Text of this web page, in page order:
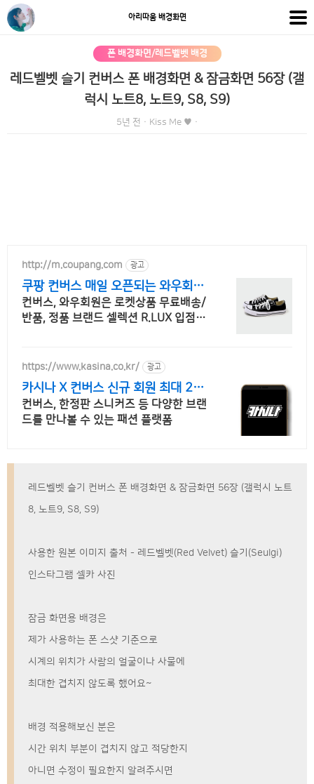
아리따움 배경화면
폰 배경화면/레드벨벳 배경
레드벨벳 슬기 컨버스 폰 배경화면 & 잠금화면 56장 (갤
럭시 노트8, 노트9, S8, S9)
5년 전 · Kiss Me ♥ ·
http://m.coupang.com 광고
쿠팡 컨버스 매일 오픈되는 와우회원
특가
컨버스, 와우회원은 로켓상품 무료배송/
반품, 정품 브랜드 셀렉션 R.LUX 입점.
https://www.kasina.co.kr/ 광고
카시나 X 컨버스 신규 회원 최대 2
0% 할인
컨버스, 한정판 스니커즈 등 다양한 브랜
드를 만나볼 수 있는 패션 플랫폼
레드벨벳 슬기 컨버스 폰 배경화면 & 잠금화면 56장 (갤럭시 노트
8, 노트9, S8, S9)
사용한 원본 이미지 출처 - 레드벨벳(Red Velvet) 슬기(Seulgi)
인스타그램 셀카 사진
잠금 화면용 배경은
제가 사용하는 폰 스샷 기준으로
시계의 위치가 사람의 얼굴이나 사물에
최대한 겹치지 않도록 했어요~
배경 적용해보신 분은
시간 위치 부분이 겹치지 않고 적당한지
아니면 수정이 필요한지 알려주시면